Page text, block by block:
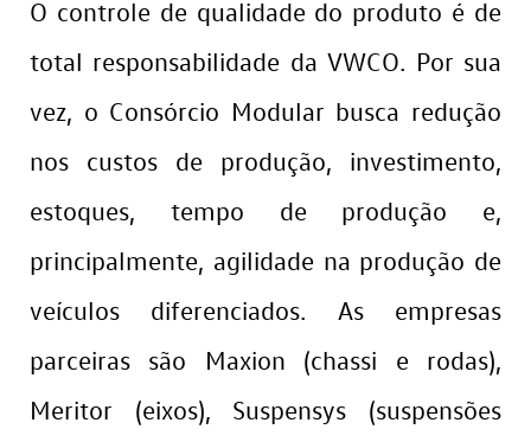
O controle de qualidade do produto é de
total responsabilidade da VWCO. Por sua
vez, o Consórcio Modular busca redução
nos custos de produção, investimento,
estoques, tempo de produção e,
principalmente, agilidade na produção de
veículos diferenciados. As empresas
parceiras são Maxion (chassi e rodas),
Meritor (eixos), Suspensys (suspensões